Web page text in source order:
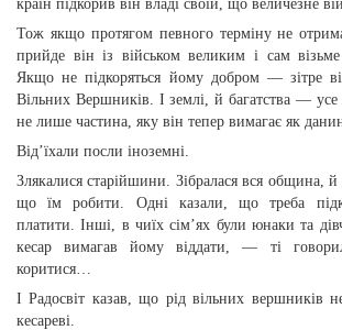
країн підкорив він владі своїй, що величезне
Тож якщо протягом певного терміну не
прийде він із військом великим і сам
Якщо не підкоряться йому добром — зітре
Вільних Вершників. І землі, й багатства —
не лише частина, яку він тепер вимагає як
Від’їхали посли іноземні.
Злякалися старійшини. Зібралася вся община,
що їм робити. Одні казали, що треба
платити. Інші, в чиїх сім’ях були юнаки та
кесар вимагав йому віддати, — ті
коритися…
І Радосвіт казав, що рід вільних вершників
кесареві.